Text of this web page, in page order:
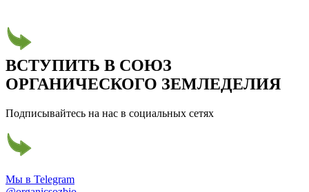
ВСТУПИТЬ В СОЮЗ
ОРГАНИЧЕСКОГО ЗЕМЛЕДЕЛИЯ
Подписывайтесь на нас в социальных сетях
Мы в Telegram